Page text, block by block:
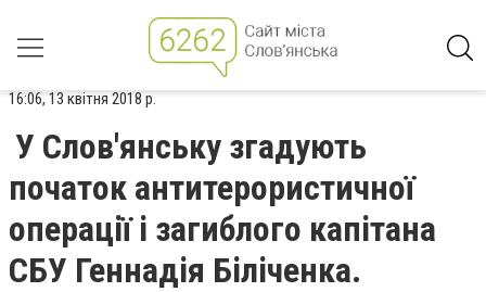
16:06, 13 квітня 2018 р.
У Слов'янську згадують
початок антитерористичної
операції і загиблого капітана
СБУ Геннадія Біліченка.